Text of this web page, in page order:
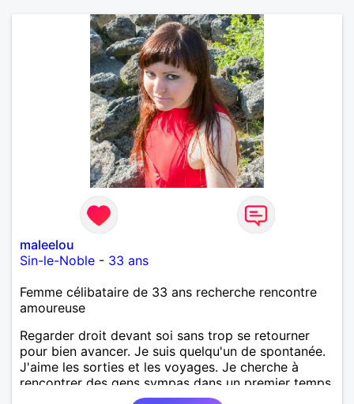
maleelou
Sin-le-Noble - 33 ans
Femme célibataire de 33 ans recherche rencontre
amoureuse
Regarder droit devant soi sans trop se retourner
pour bien avancer. Je suis quelqu'un de spontanée.
J'aime les sorties et les voyages. Je cherche à
rencontrer des gens sympas dans un premier temps.